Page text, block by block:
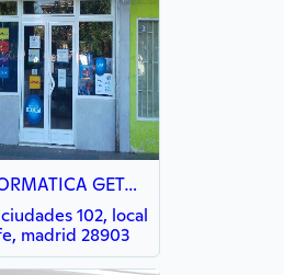
APP INFORMATICA GETAFE NORTE
102, local
madrid 28903